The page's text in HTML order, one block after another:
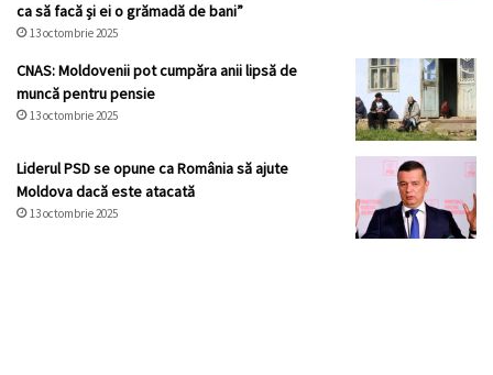
ca să facă și ei o grămadă de bani”
13 octombrie 2025
CNAS: Moldovenii pot cumpăra anii lipsă de
muncă pentru pensie
13 octombrie 2025
Liderul PSD se opune ca România să ajute
Moldova dacă este atacată
13 octombrie 2025